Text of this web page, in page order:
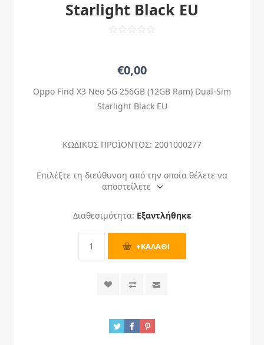
Starlight Black EU
€0,00
Oppo Find X3 Neo 5G 256GB (12GB Ram) Dual-Sim
Starlight Black EU
ΚΩΔΙΚΟΣ ΠΡΟΪΟΝΤΟΣ: 2001000277
Επιλέξτε τη διεύθυνση από την οποία θέλετε να
αποστείλετε
Διαθεσιμότητα: Εξαντλήθηκε